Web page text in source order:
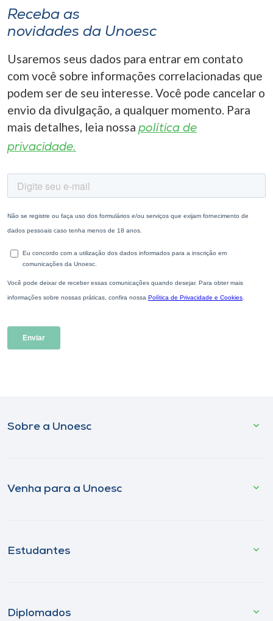
Receba as
novidades da Unoesc
Usaremos seus dados para entrar em contato
com você sobre informações correlacionadas que
podem ser de seu interesse. Você pode cancelar o
envio da divulgação, a qualquer momento. Para
mais detalhes, leia nossa política de
privacidade.
Sobre a Unoesc
Venha para a Unoesc
Estudantes
Diplomados